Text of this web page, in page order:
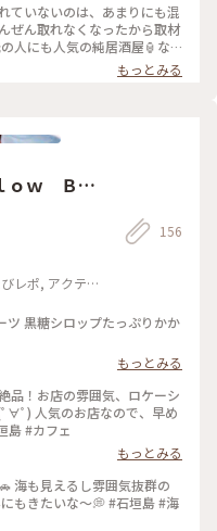
ていないのは、あまりにも混
ぜん取れなくなったから取材
人にも人気の純居酒屋🏮な
の観光客が増えているから。
われるだろうけど、あえて言
もっとみる
ｏｗ Ｂｅ
レポ, アクテ
156
黒糖シロップたっぷりかか
もっとみる
品！お店の雰囲気、ロケーシ
∀ﾟ) 人気のお店なので、早め
島 #カフェ
もっとみる
の